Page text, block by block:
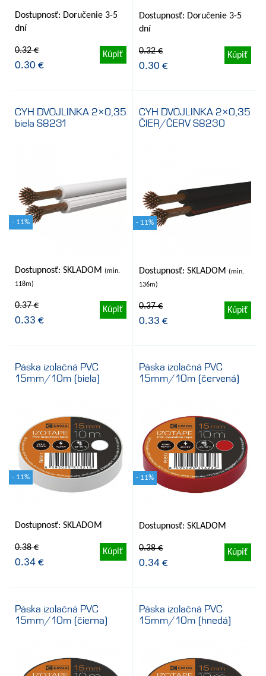
Dostupnosť: Doručenie 3-5
dní
0.32 €
0.30 €
Kúpiť
Dostupnosť: Doručenie 3-5
dní
0.32 €
0.30 €
Kúpiť
CYH DVOJLINKA 2×0,35
biela S8231
- 11%
Dostupnosť: SKLADOM (min.
118m)
0.37 €
0.33 €
Kúpiť
CYH DVOJLINKA 2×0,35
ČIER/ČERV S8230
- 11%
Dostupnosť: SKLADOM (min.
136m)
0.37 €
0.33 €
Kúpiť
Páska izolačná PVC
15mm/10m (biela)
- 11%
Dostupnosť: SKLADOM
0.38 €
0.34 €
Kúpiť
Páska izolačná PVC
15mm/10m (červená)
- 11%
Dostupnosť: SKLADOM
0.38 €
0.34 €
Kúpiť
Páska izolačná PVC
15mm/10m (čierna)
Páska izolačná PVC
15mm/10m (hnedá)